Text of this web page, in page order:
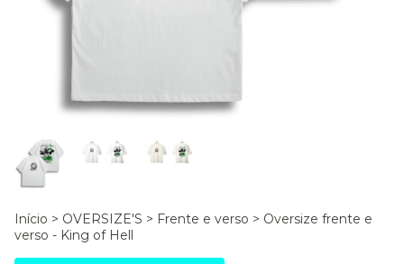
Início > OVERSIZE'S > Frente e verso > Oversize frente e
verso - King of Hell